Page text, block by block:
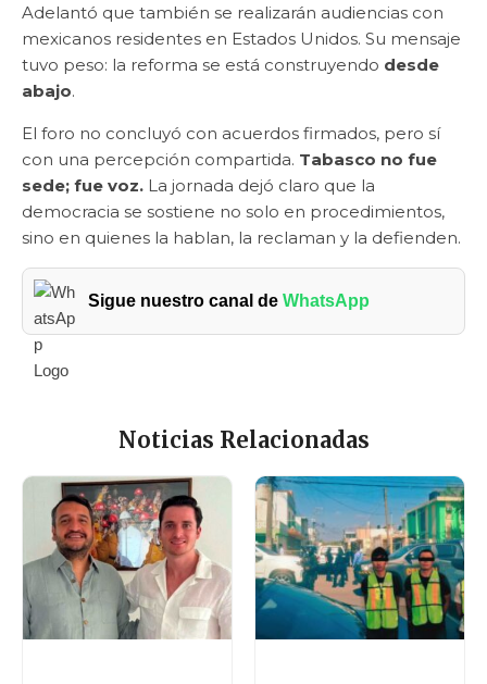
Adelantó que también se realizarán audiencias con
mexicanos residentes en Estados Unidos. Su mensaje
tuvo peso: la reforma se está construyendo desde
abajo.
El foro no concluyó con acuerdos firmados, pero sí
con una percepción compartida. Tabasco no fue
sede; fue voz. La jornada dejó claro que la
democracia se sostiene no solo en procedimientos,
sino en quienes la hablan, la reclaman y la defienden.
Sigue nuestro canal de WhatsApp
Noticias Relacionadas